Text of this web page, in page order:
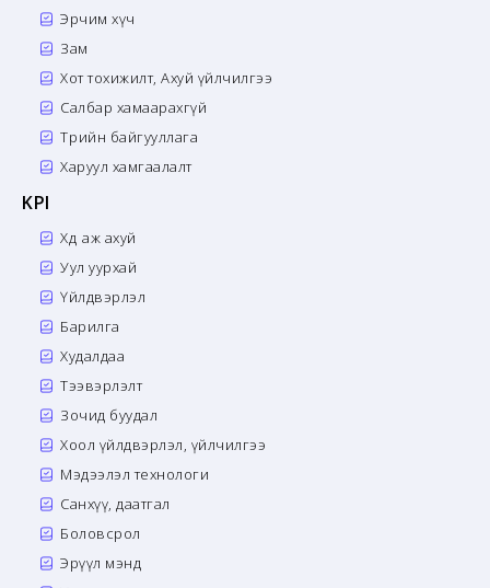
Эрчим хүч
Зам
Хот тохижилт, Ахуй үйлчилгээ
Салбар хамаарахгүй
Төрийн байгууллага
Харуул хамгаалалт
KPI
Хөдөө аж ахуй
Уул уурхай
Үйлдвэрлэл
Барилга
Худалдаа
Тээвэрлэлт
Зочид буудал
Хоол үйлдвэрлэл, үйлчилгээ
Мэдээлэл технологи
Санхүү, даатгал
Боловсрол
Эрүүл мэнд